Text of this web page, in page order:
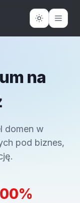
na
domen w
pod biznes,